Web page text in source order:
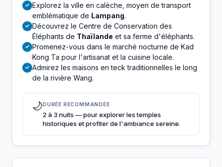
✓ Explorez la ville en calèche, moyen de transport
emblématique de Lampang.
✓ Découvrez le Centre de Conservation des
Éléphants de Thaïlande et sa ferme d'éléphants.
✓ Promenez-vous dans le marché nocturne de Kad
Kong Ta pour l'artisanat et la cuisine locale.
✓ Admirez les maisons en teck traditionnelles le long
de la rivière Wang.
🌙DURÉE RECOMMANDÉE
2 à 3 nuits — pour explorer les temples
historiques et profiter de l'ambiance sereine.